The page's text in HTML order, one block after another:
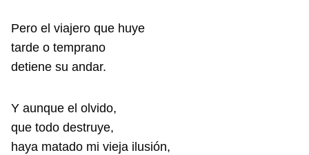
Pero el viajero que huye
tarde o temprano
detiene su andar.
Y aunque el olvido,
que todo destruye,
haya matado mi vieja ilusión,